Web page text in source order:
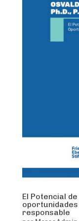
El Potencial
responsable